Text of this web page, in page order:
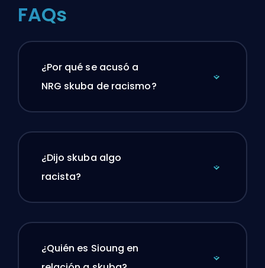
FAQs
¿Por qué se acusó a
NRG skuba de racismo?
¿Dijo skuba algo
racista?
¿Quién es Sioung en